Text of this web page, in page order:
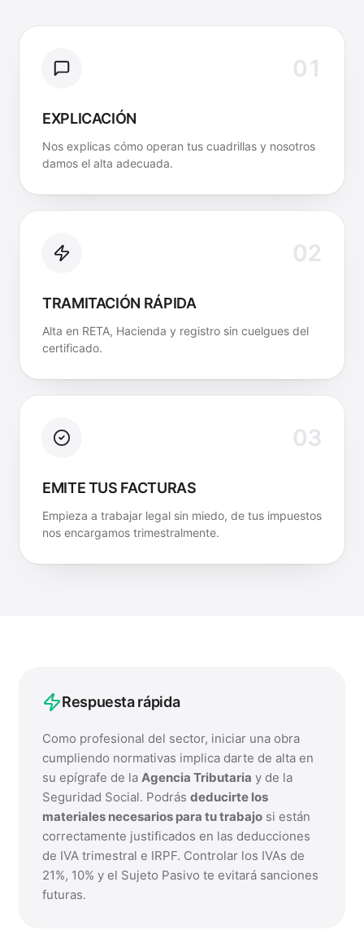
01
EXPLICACIÓN
Nos explicas cómo operan tus cuadrillas y nosotros
damos el alta adecuada.
02
TRAMITACIÓN RÁPIDA
Alta en RETA, Hacienda y registro sin cuelgues del
certificado.
03
EMITE TUS FACTURAS
Empieza a trabajar legal sin miedo, de tus impuestos
nos encargamos trimestralmente.
Respuesta rápida
Como profesional del sector, iniciar una obra
cumpliendo normativas implica darte de alta en
su epígrafe de la Agencia Tributaria y de la
Seguridad Social. Podrás deducirte los
materiales necesarios para tu trabajo si están
correctamente justificados en las deducciones
de IVA trimestral e IRPF. Controlar los IVAs de
21%, 10% y el Sujeto Pasivo te evitará sanciones
futuras.